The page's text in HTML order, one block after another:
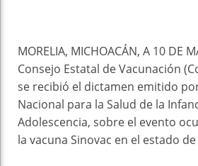
MORELIA, MICHOACÁN, A 10 DE
Consejo Estatal de Vacunación
se recibió el dictamen emitido
Nacional para la Salud de la
Adolescencia, sobre el evento
la vacuna Sinovac en el estado